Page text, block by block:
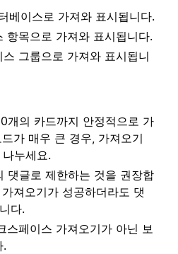
베이스로 가져와 표시됩니다.
항목으로 가져와 표시됩니다.
그룹으로 가져와 표시됩니
개의 카드까지 안정적으로 가
가 매우 큰 경우, 가져오기
누세요.
댓글로 제한하는 것을 권장합
져오기가 성공하더라도 댓
다.
스페이스 가져오기가 아닌 보
.